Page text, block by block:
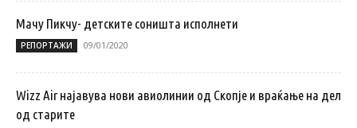
Мачу Пикчу- детските соништа исполнети
РЕПОРТАЖИ 09/01/2020
Wizz Air најавува нови авиолинии од Скопје и враќање на дел
од старите